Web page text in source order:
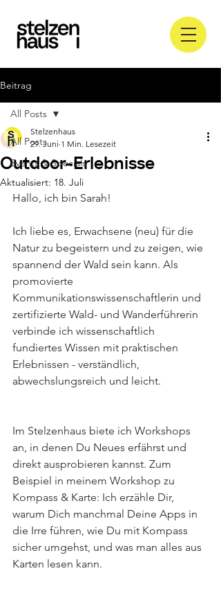
Beitrag
All Posts
Events & Specials
All Posts
Outdoor-Erlebnisse
Stelzenhaus
29. Juni 1 Min. Lesezeit
Aktualisiert: 18. Juli
Hallo, ich bin Sarah!
Ich liebe es, Erwachsene (neu) für die
Natur zu begeistern und zu zeigen, wie
spannend der Wald sein kann. Als
promovierte
Kommunikationswissenschaftlerin und
zertifizierte Wald- und Wanderführerin
verbinde ich wissenschaftlich
fundiertes Wissen mit praktischen
Erlebnissen - verständlich,
abwechslungsreich und leicht.
Im Stelzenhaus biete ich Workshops
an, in denen Du Neues erfährst und
direkt ausprobieren kannst. Zum
Beispiel in meinem Workshop zu
Kompass & Karte: Ich erzähle Dir,
warum Dich manchmal Deine Apps in
die Irre führen, wie Du mit Kompass
sicher umgehst, und was man alles aus
Karten lesen kann.